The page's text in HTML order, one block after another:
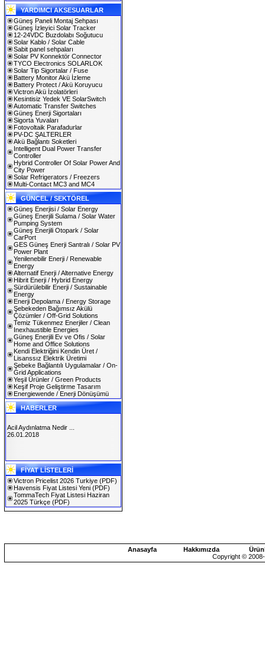
YARDIMCI AKSESUARLAR
Güneş Paneli Montaj Sehpası
Güneş İzleyici Solar Tracker
12-24VDC Buzdolabı Soğutucu
Solar Kablo / Solar Cable
Sabit panel sehpaları
Solar PV Konnektör Connector
TYCO Electronics SOLARLOK
Solar Tip Sigortalar / Fuse
Battery Monitor Akü İzleme
Battery Protect / Akü Koruyucu
Victron Akü İzolatörleri
Kesintisiz Yedek VE SolarSwitch
Automatic Transfer Switches
Güneş Enerji Sigortaları
Sigorta Yuvaları
Fotovoltaik Parafadurlar
PV-DC ŞALTERLER
Akü Bağlantı Soketleri
Intelligent Dual Power Transfer
Controller
Hybrid Controller Of Solar Power And
City Power
Solar Refrigerators / Freezers
Multi-Contact MC3 and MC4
GÜNCEL / SEKTÖREL
Güneş Enerjisi / Solar Energy
Güneş Enerjili Sulama / Solar Water
Pumping System
Güneş Enerjili Otopark / Solar
CarPort
GES Güneş Enerji Santralı / Solar PV
Power Plant
Yenilenebilir Enerji / Renewable
Energy
Alternatif Enerji / Alternative Energy
Hibrit Enerji / Hybrid Energy
Sürdürülebilir Enerji / Sustainable
Energy
Enerji Depolama / Energy Storage
Şebekeden Bağımsız Akülü
Çözümler / Off-Grid Solutions
Temiz Tükenmez Enerjiler / Clean
Inexhaustible Energies
Güneş Enerjili Ev ve Ofis / Solar
Home and Office Solutions
Kendi Elektriğini Kendin Üret /
Lisanssız Elektrik Üretimi
Şebeke Bağlantılı Uygulamalar / On-
Grid Applications
Yeşil Ürünler / Green Products
Keşif Proje Geliştirme Tasarım
Energiewende / Enerji Dönüşümü
HABERLER
SOLAREX ISTANBUL 2019
30.01.2019
Acil Aydınlatma Nedir ...
26.01.2018
FİYAT LİSTELERİ
Victron Pricelist 2026 Turkiye (PDF)
Havensis Fiyat Listesi Yeni (PDF)
TommaTech Fiyat Listesi Haziran
2025 Türkçe (PDF)
Anasayfa Hakkımızda
Copyright ©